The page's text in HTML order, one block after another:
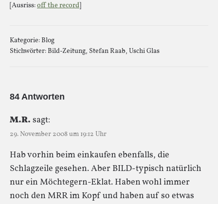
[Ausriss:off the record]
Kategorie:Blog
Stichwörter:Bild-Zeitung, Stefan Raab, Uschi Glas
84 Antworten
M.R. sagt:
29. November 2008 um 19:12 Uhr
Hab vorhin beim einkaufen ebenfalls, die
Schlagzeile gesehen. Aber BILD-typisch natürlich
nur ein Möchtegern-Eklat. Haben wohl immer
noch den MRR im Kopf und haben auf so etwas